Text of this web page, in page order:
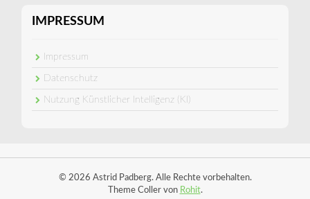
IMPRESSUM
Impressum
Datenschutz
Nutzung Künstlicher Intelligenz (KI)
© 2026 Astrid Padberg. Alle Rechte vorbehalten.
Theme Coller von Rohit.